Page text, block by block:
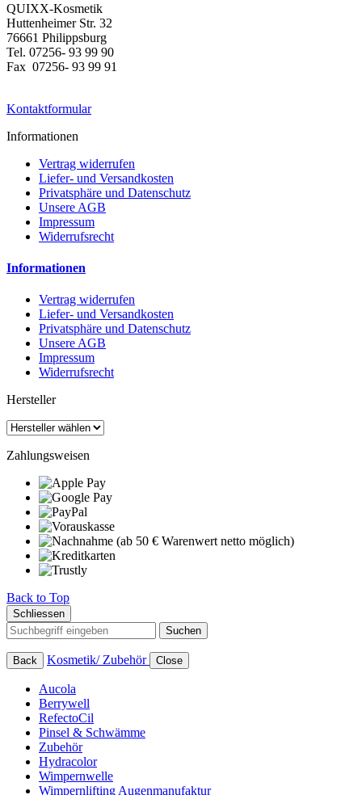
QUIXX-Kosmetik
Huttenheimer Str. 32
76661 Philippsburg
Tel. 07256- 93 99 90
Fax 07256- 93 99 91
Kontaktformular
Informationen
Vertrag widerrufen
Liefer- und Versandkosten
Privatsphäre und Datenschutz
Unsere AGB
Impressum
Widerrufsrecht
Informationen
Vertrag widerrufen
Liefer- und Versandkosten
Privatsphäre und Datenschutz
Unsere AGB
Impressum
Widerrufsrecht
Hersteller
Zahlungsweisen
Back to Top
Schliessen
Suchen
Back Kosmetik/ Zubehör Close
Aucola
Berrywell
RefectoCil
Pinsel & Schwämme
Zubehör
Hydracolor
Wimpernwelle
Wimpernlifting Augenmanufaktur